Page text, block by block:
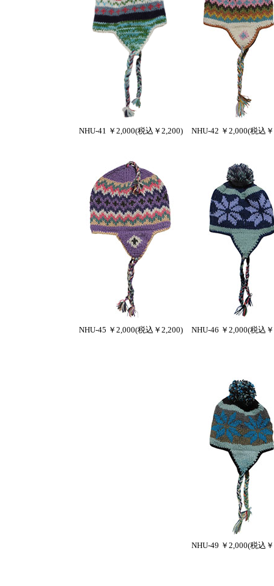
NHU-41 ￥2,000(税込￥2,200) NHU-42 ￥2,000(税込
NHU-45 ￥2,000(税込￥2,200) NHU-46 ￥2,000(税込
NHU-49 ￥2,000(税込